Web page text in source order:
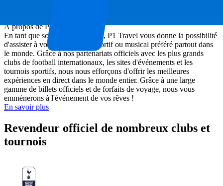
À propos de P1 Travel
En tant que société de billetterie, P1 Travel vous donne la possibilité
d'assister à votre événement sportif ou musical préféré partout dans
le monde. Grâce à nos partenariats officiels avec les plus grands
clubs de football internationaux, les sites d'événements et les
tournois sportifs, nous nous efforçons d'offrir les meilleures
expériences en direct dans le monde entier. Grâce à une large
gamme de billets officiels et de forfaits de voyage, nous vous
emmènerons à l'événement de vos rêves !
En savoir plus
Revendeur officiel de nombreux clubs et
tournois